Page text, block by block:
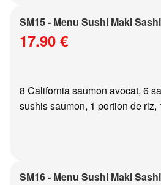
SM15 - Menu Sushi Maki
17.90 €
8 California saumon avocat, 6
sushis saumon, 1 portion de riz,
SM16 - Menu Sushi Maki